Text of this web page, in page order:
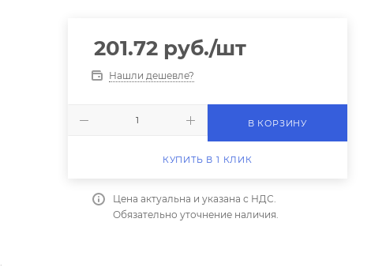
201.72руб./шт
Нашли дешевле?
В КОРЗИНУ
КУПИТЬ В 1 КЛИК
Цена актуальна и указана с НДС.
Обязательно уточнение наличия.